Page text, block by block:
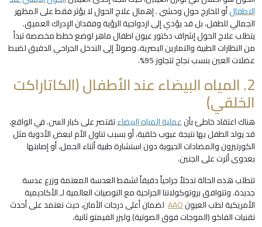
الاطفالأو للخارج حول وحشي . إهمال علاج الحول لا يؤثر فقط على المظهر
الجمالي للطفل، بل قد يؤدي إلى ازدواجية الرؤية وفقدان الإدراك العميق.
يتطلب علاج الحول إشراف دكتور عيون اطفال ماهر لوضع خطط مخصصة تبدأ
من النظارات الطبية والتمارين البصرية، وصولاً إلى التدخل الجراحي الدقيق لضبط
عضلات العين بنسب نجاح تتجاوز 95%.
2. المياه البيضاء عند الأطفال (الكاتاراكت
الخلقي)
هناك اعتقاد خاطئ بأنعملية المياه البيضاءتقتصر على كبار السن. في الواقع،
قد يولد الطفل بها نتيجة عيوب خلقية، أو بسبب تناول الأم لبعض الأدوية مثل
الكورتيزون والمضادات الحيوية دون استشارة طبية أثناء الحمل، أو إصابتها
بعدوى أثرت على الجنين.
تتطلب هذه الحالة تدخلاً جراحياً دقيقاً لشفط العدسة المعتمة وزرع عدسة
جديدة. وتتوافق بروتوكولاتنا الجراحية مع التوصيات العالمية لـ الأكاديمية
الأمريكية لطب العيونAAO لضمان أعلى درجات الأمان، حيث نعتمد على أحدث
تقنيات الفاكو (الموجات فوق الصوتية) وليزر الفيمتو ثانية.